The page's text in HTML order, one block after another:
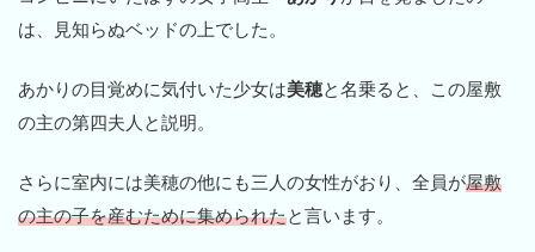
は、見知らぬベッドの上でした。
あかりの目覚めに気付いた少女は美穂と名乗ると、この屋敷
の主の第四夫人と説明。
さらに室内には美穂の他にも三人の女性がおり、全員が屋敷
の主の子を産むために集められたと言います。